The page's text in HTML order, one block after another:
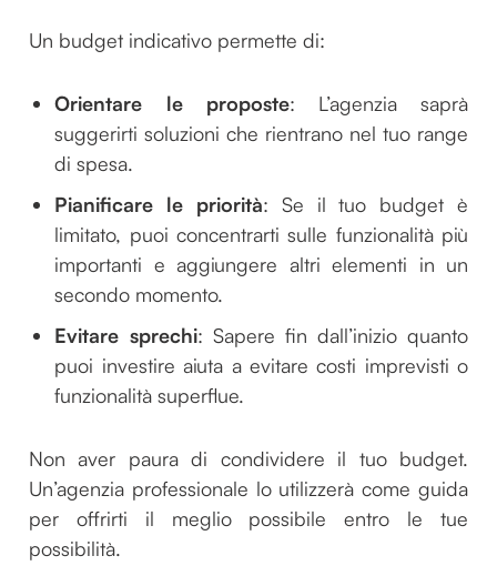
Un budget indicativo permette di:
Orientare le proposte: L’agenzia saprà
suggerirti soluzioni che rientrano nel tuo range
di spesa.
Pianificare le priorità: Se il tuo budget è
limitato, puoi concentrarti sulle funzionalità più
importanti e aggiungere altri elementi in un
secondo momento.
Evitare sprechi: Sapere fin dall’inizio quanto
puoi investire aiuta a evitare costi imprevisti o
funzionalità superflue.
Non aver paura di condividere il tuo budget.
Un’agenzia professionale lo utilizzerà come guida
per offrirti il meglio possibile entro le tue
possibilità.